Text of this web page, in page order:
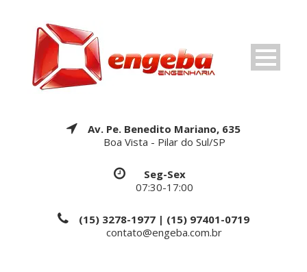
Av. Pe. Benedito Mariano, 635
Boa Vista - Pilar do Sul/SP
Seg-Sex
07:30-17:00
(15) 3278-1977 | (15) 97401-0719
contato@engeba.com.br